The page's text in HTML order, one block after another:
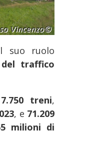
suo ruolo
traffico
treni,
, e 71.209
milioni di